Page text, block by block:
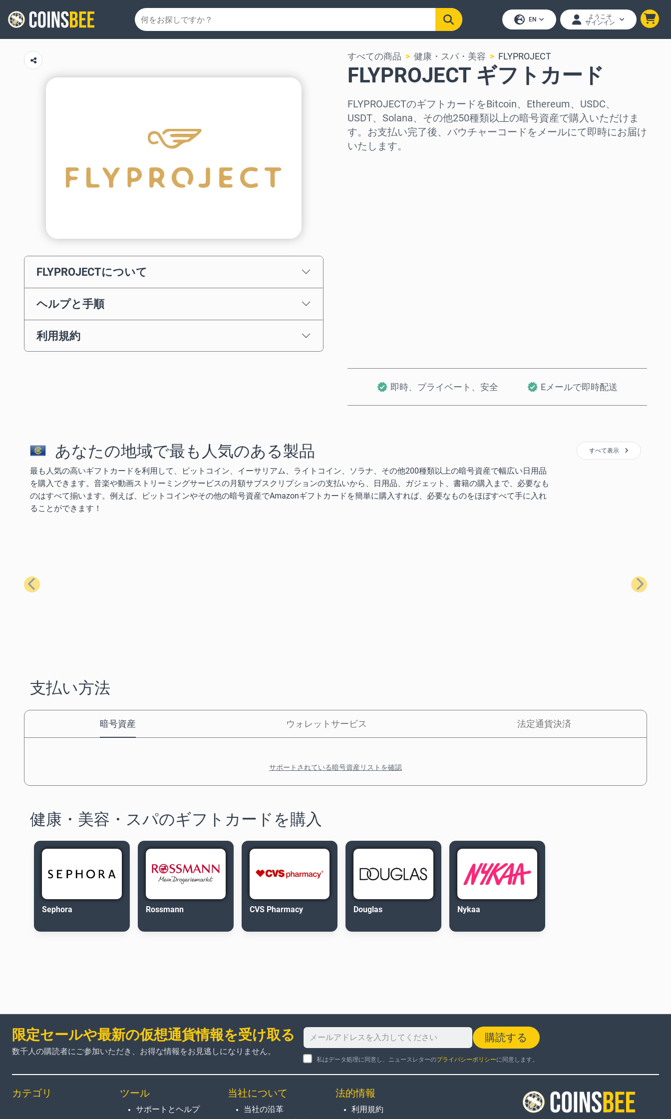
EN
ようこそ
サインイン
FLYPROJECTについて
ヘルプと手順
利用規約
すべての商品 健康・スパ・美容 FLYPROJECT
FLYPROJECT ギフトカード
FLYPROJECTのギフトカードをBitcoin、Ethereum、USDC、
USDT、Solana、その他250種類以上の暗号資産で購入いただけま
す。お支払い完了後、バウチャーコードをメールにて即時にお届け
いたします。
即時、プライベート、安全 Eメールで即時配送
あなたの地域で最も人気のある製品
最も人気の高いギフトカードを利用して、ビットコイン、イーサリアム、ライトコイン、ソラナ、その他200種類以上の暗号資産で幅広い日用品
を購入できます。音楽や動画ストリーミングサービスの月額サブスクリプションの支払いから、日用品、ガジェット、書籍の購入まで、必要なも
のはすべて揃います。例えば、ビットコインやその他の暗号資産でAmazonギフトカードを簡単に購入すれば、必要なものをほぼすべて手に入れ
ることができます！
すべて表示
前へ 次へ
支払い方法
暗号資産 ウォレットサービス 法定通貨決済
サポートされている暗号資産リストを確認
健康・美容・スパのギフトカードを購入
Sephora Rossmann CVS Pharmacy Douglas Nykaa
限定セールや最新の仮想通貨情報を受け取る
数千人の購読者にご参加いただき、お得な情報をお見逃しになりません。
購読する
私はデータ処理に同意し、ニュースレターのプライバシーポリシーに同意します。
カテゴリ ツール
サポートとヘルプ
当社について
当社の沿革
法的情報
利用規約